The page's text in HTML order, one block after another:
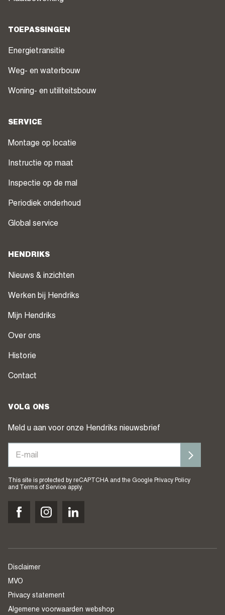
TOEPASSINGEN
Energietransitie
Weg- en waterbouw
Woning- en utiliteitsbouw
SERVICE
Montage op locatie
Instructie op maat
Inspectie op de mal
Periodiek onderhoud
Global service
HENDRIKS
Nieuws & inzichten
Werken bij Hendriks
Mijn Hendriks
Over ons
Historie
Contact
VOLG ONS
Meld u aan voor onze Hendriks nieuwsbrief
This site is protected by reCAPTCHA and the Google Privacy Policy
and
Terms of Service apply.
Disclaimer
MVO
Privacy statement
Algemene voorwaarden webshop